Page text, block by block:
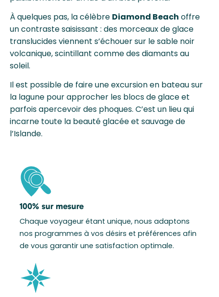
À quelques pas, la célèbre Diamond Beach offre
un contraste saisissant : des morceaux de glace
translucides viennent s’échouer sur le sable noir
volcanique, scintillant comme des diamants au
soleil.
Il est possible de faire une excursion en bateau sur
la lagune pour approcher les blocs de glace et
parfois apercevoir des phoques. C’est un lieu qui
incarne toute la beauté glacée et sauvage de
l’Islande.
100% sur mesure
Chaque voyageur étant unique, nous adaptons
nos programmes à vos désirs et préférences afin
de vous garantir une satisfaction optimale.